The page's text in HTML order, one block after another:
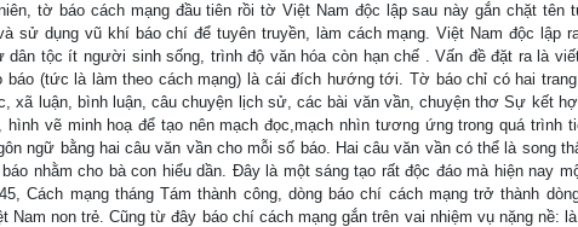
tờ báo cách mạng đầu tiên rồi tờ Việt Nam độc lập sau này gắn chặt tên
sử dụng vũ khí báo chí để tuyên truyền, làm cách mạng. Việt Nam độc lập
dân tộc ít người sinh sống, trình độ văn hóa còn hạn chế . Vấn đề đặt ra là
báo (tức là làm theo cách mạng) là cái đích hướng tới. Tờ báo chỉ có hai
xã luận, bình luận, câu chuyện lịch sử, các bài văn vần, chuyện thơ Sự kết
vẽ minh hoạ để tạo nên mạch đọc,mạch nhìn tương ứng trong quá trình
ngữ bằng hai câu văn vần cho mỗi số báo. Hai câu văn vần có thể là song
nhằm cho bà con hiểu dần. Đây là một sáng tạo rất độc đáo mà hiện nay
Cách mạng tháng Tám thành công, dòng báo chí cách mạng trở thành
Nam non trẻ. Cũng từ đây báo chí cách mạng gắn trên vai nhiệm vụ nặng nề: